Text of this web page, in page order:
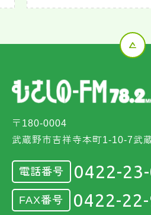
〒180-0004
武蔵野市吉祥寺本町1-10-7武
電話番号 0422-
FAX番号 0422-